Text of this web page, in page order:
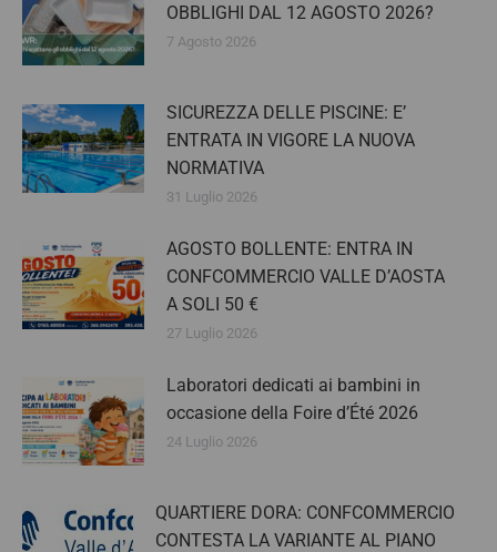
OBBLIGHI DAL 12 AGOSTO 2026?
7 Agosto 2026
SICUREZZA DELLE PISCINE: E’
ENTRATA IN VIGORE LA NUOVA
NORMATIVA
31 Luglio 2026
AGOSTO BOLLENTE: ENTRA IN
CONFCOMMERCIO VALLE D’AOSTA
A SOLI 50 €
27 Luglio 2026
Laboratori dedicati ai bambini in
occasione della Foire d’Été 2026
24 Luglio 2026
QUARTIERE DORA: CONFCOMMERCIO
CONTESTA LA VARIANTE AL PIANO